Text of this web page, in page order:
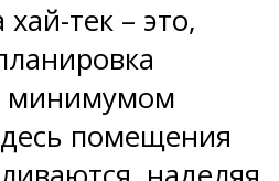
тек – это,
минимумом
помещения